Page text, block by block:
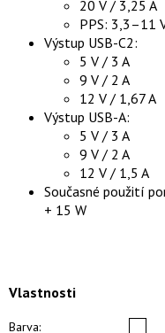
20 V / 3,25 A
PPS: 3,3–11
Výstup USB-C2:
5 V / 3 A
9 V / 2 A
12 V / 1,67 A
Výstup USB-A:
5 V / 3 A
9 V / 2 A
12 V / 1,5 A
Současné použití
+ 15 W
Vlastnosti
Barva: